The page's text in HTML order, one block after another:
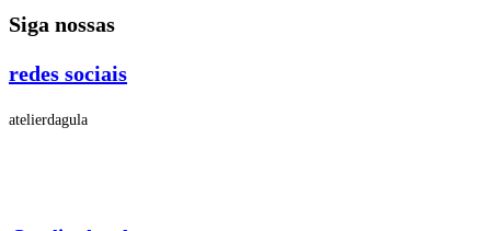
Siga nossas
redes sociais
atelierdagula